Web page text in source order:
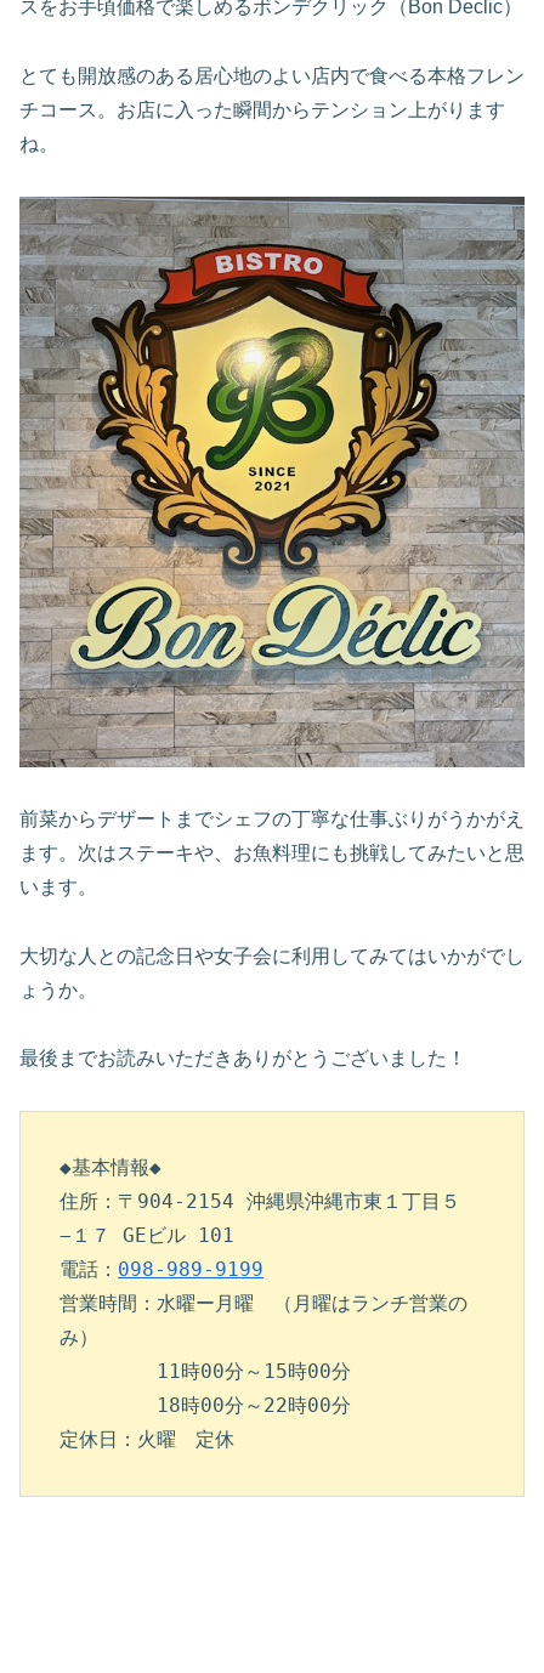
スをお手頃価格で楽しめるボンデクリック（Bon Declic）
とても開放感のある居心地のよい店内で食べる本格フレン
チコース。お店に入った瞬間からテンション上がります
ね。
前菜からデザートまでシェフの丁寧な仕事ぶりがうかがえ
ます。次はステーキや、お魚料理にも挑戦してみたいと思
います。
大切な人との記念日や女子会に利用してみてはいかがでし
ょうか。
最後までお読みいただきありがとうございました！
◆基本情報◆
住所：〒904-2154 沖縄県沖縄市東１丁目５
−１７ GEビル 101
電話： 098-989-9199
営業時間：水曜ー月曜　（月曜はランチ営業の
み）
11時00分～15時00分
18時00分～22時00分
定休日：火曜　定休